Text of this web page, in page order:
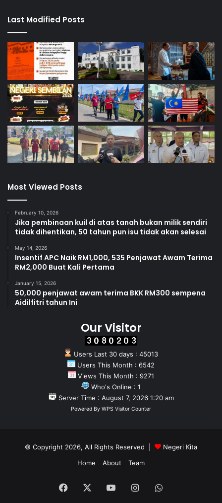
Last Modified Posts
Most Viewed Posts
February 10, 2026
Jika pembinaan kuil di atas tanah bukan milik sendiri
tidak dihentikan, 50 tahun pun isu tidak akan selesai
May 14, 2026
Insentif APC Naik RM1,000, 535 Penjawat Awam Terima
RM2,000 Buat Kali Pertama
January 15, 2026
50,000 penjawat awam terima BKK RM300 sempena
Aidilfitri tahun Ini
Our Visitor
Users Last 30 days : 45013
Users This Month : 6542
Views This Month : 9271
Who's Online : 1
Server Time : August 7, 2026 1:20 am
Powered By WPS Visitor Counter
© Copyright 2026, All Rights Reserved |
Negeri Kita
Home
About Team
Facebook YouTubeInstagramWhatsApp